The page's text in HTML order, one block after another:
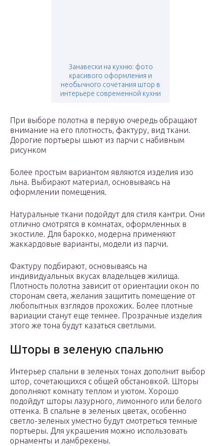
Занавески на кухню: фото
красивого оформления и
необычного сочетания штор в
интерьере современной кухни
При выборе полотна в первую очередь обращают
внимание на его плотность, фактуру, вид ткани.
Дорогие портьеры шьют из парчи с набивным
рисунком
Более простым вариантом являются изделия изо
льна. Выбирают материал, основываясь на
оформлении помещения.
Натуральные ткани подойдут для стиля кантри. Они
отлично смотрятся в комнатах, оформленных в
экостиле. Для барокко, модерна применяют
жаккардовые варианты, модели из парчи.
Фактуру подбирают, основываясь на
индивидуальных вкусах владельцев жилища.
Плотность полотна зависит от ориентации окон по
сторонам света, желания защитить помещение от
любопытных взглядов прохожих. Более плотные
вариации станут еще темнее. Прозрачные изделия
этого же тона будут казаться светлыми.
Шторы в зеленую спальню
Интерьер спальни в зеленых тонах дополнит выбор
штор, сочетающихся с общей обстановкой. Шторы
дополняют комнату теплом и уютом. Хорошо
подойдут шторы лазурного, лимонного или белого
оттенка. В спальне в зеленых цветах, особенно
светло-зеленых уместно будут смотреться темные
портьеры. Для украшения можно использовать
орнаменты и ламбрекены.